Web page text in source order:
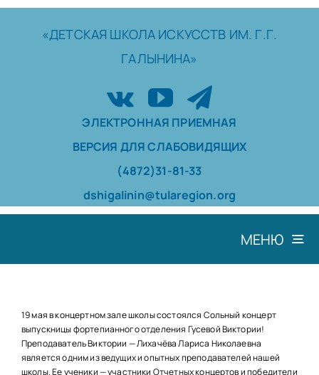
Skip
«ДЕТСКАЯ ШКОЛА ИСКУССТВ ИМ. Г.Г.
ГАЛЫНИНА»
ЭЛЕКТРОННАЯ ПРИЕМНАЯ
ВЕРСИЯ ДЛЯ СЛАБОВИДЯЩИХ
(4872)31-81-33
dshigalinin@tularegion.org
МЕНЮ
НАШИ ПРОЕКТЫ
О ПРИЕМЕ
19 мая в концертном зале школы состоялся Сольный концерт
выпускницы фортепианного отделения Гусевой Виктории!
Преподаватель Виктории — Лихачёва Лариса Николаевна
является одним из ведущих и опытных преподавателей нашей
школы. Ее ученики — участники Отчетных концертов и победители